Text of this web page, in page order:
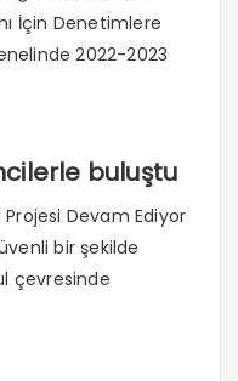
İçin Denetimlere
2022-2023
buluştu
Devam Ediyor
bir şekilde
çevresinde